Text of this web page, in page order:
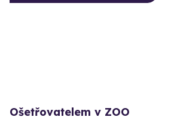
Ošetřovatelem v ZOO